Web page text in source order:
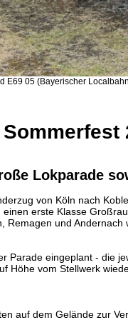
E69 05 (Bayerischer
Lokparade
von Köln nach
erste Klasse
Remagen und
Parade eingeplant - die
Höhe vom Stellwerk
auf dem Gelände zur